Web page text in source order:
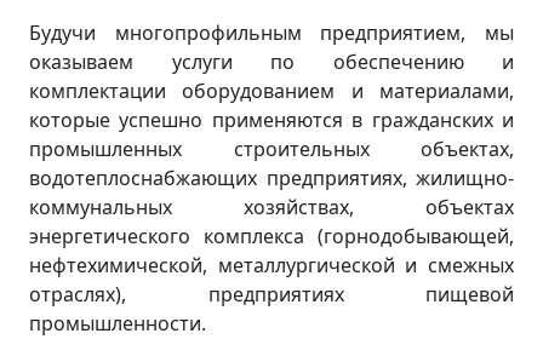
Будучи многопрофильным предприятием, мы
оказываем услуги по обеспечению и
комплектации оборудованием и материалами,
которые успешно применяются в гражданских и
промышленных строительных объектах,
водотеплоснабжающих предприятиях, жилищно-
коммунальных хозяйствах, объектах
энергетического комплекса (горнодобывающей,
нефтехимической, металлургической и смежных
отраслях), предприятиях пищевой
промышленности.